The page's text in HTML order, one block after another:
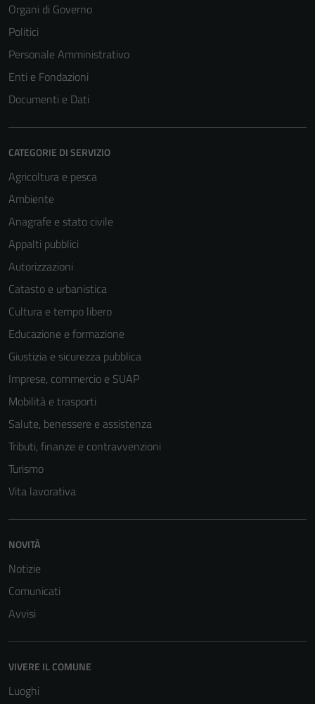
Organi di Governo
Politici
Personale Amministrativo
Enti e Fondazioni
Documenti e Dati
CATEGORIE DI SERVIZIO
Agricoltura e pesca
Ambiente
Anagrafe e stato civile
Appalti pubblici
Autorizzazioni
Catasto e urbanistica
Cultura e tempo libero
Educazione e formazione
Giustizia e sicurezza pubblica
Imprese, commercio e SUAP
Mobilità e trasporti
Salute, benessere e assistenza
Tributi, finanze e contravvenzioni
Turismo
Vita lavorativa
NOVITÀ
Notizie
Comunicati
Avvisi
VIVERE IL COMUNE
Luoghi